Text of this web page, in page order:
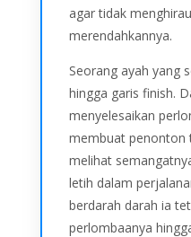
agar tidak
merendahkannya.
Seorang ayah yang
hingga garis finish.
menyelesaikan
membuat penonton
melihat
letih dalam
berdarah darah ia
perlombaanya